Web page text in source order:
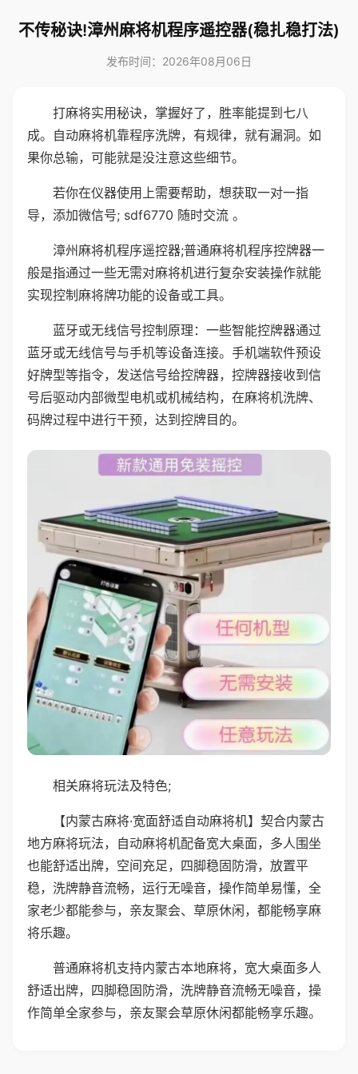
不传秘诀!漳州麻将机程序遥控器(稳扎稳打法)
发布时间：2026年08月06日
打麻将实用秘诀，掌握好了，胜率能提到七八
成。自动麻将机靠程序洗牌，有规律，就有漏洞。如
果你总输，可能就是没注意这些细节。
若你在仪器使用上需要帮助，想获取一对一指
导，添加微信号; sdf6770 随时交流 。
漳州麻将机程序遥控器;普通麻将机程序控牌器一
般是指通过一些无需对麻将机进行复杂安装操作就能
实现控制麻将牌功能的设备或工具。
蓝牙或无线信号控制原理：一些智能控牌器通过
蓝牙或无线信号与手机等设备连接。手机端软件预设
好牌型等指令，发送信号给控牌器，控牌器接收到信
号后驱动内部微型电机或机械结构，在麻将机洗牌、
码牌过程中进行干预，达到控牌目的。
相关麻将玩法及特色;
【内蒙古麻将·宽面舒适自动麻将机】契合内蒙古
地方麻将玩法，自动麻将机配备宽大桌面，多人围坐
也能舒适出牌，空间充足，四脚稳固防滑，放置平
稳，洗牌静音流畅，运行无噪音，操作简单易懂，全
家老少都能参与，亲友聚会、草原休闲，都能畅享麻
将乐趣。
普通麻将机支持内蒙古本地麻将，宽大桌面多人
舒适出牌，四脚稳固防滑，洗牌静音流畅无噪音，操
作简单全家参与，亲友聚会草原休闲都能畅享乐趣。